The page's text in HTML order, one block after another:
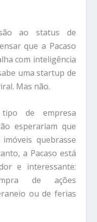
ao status de
que a Pacaso
com inteligência
uma startup de
Mas não.
de empresa
esperariam que
quebrasse
a Pacaso está
e interessante:
de ações
ou de ferias